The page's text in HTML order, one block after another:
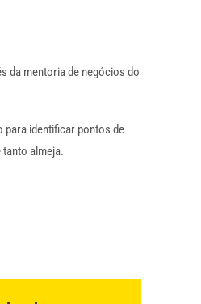
da mentoria de negócios do
identificar pontos de
almeja.